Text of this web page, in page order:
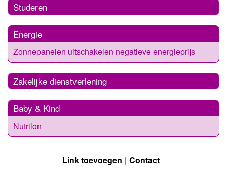
Studeren
Energie
Zonnepanelen uitschakelen negatieve energieprijs
Zakelijke dienstverlening
Baby & Kind
Nutrilon
Link toevoegen Contact